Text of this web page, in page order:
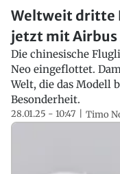
Weltweit dritte
jetzt mit Airbus
Die chinesische
Neo eingeflottet.
Welt, die das Modell
Besonderheit.
28.01.25 - 10:47 Timo